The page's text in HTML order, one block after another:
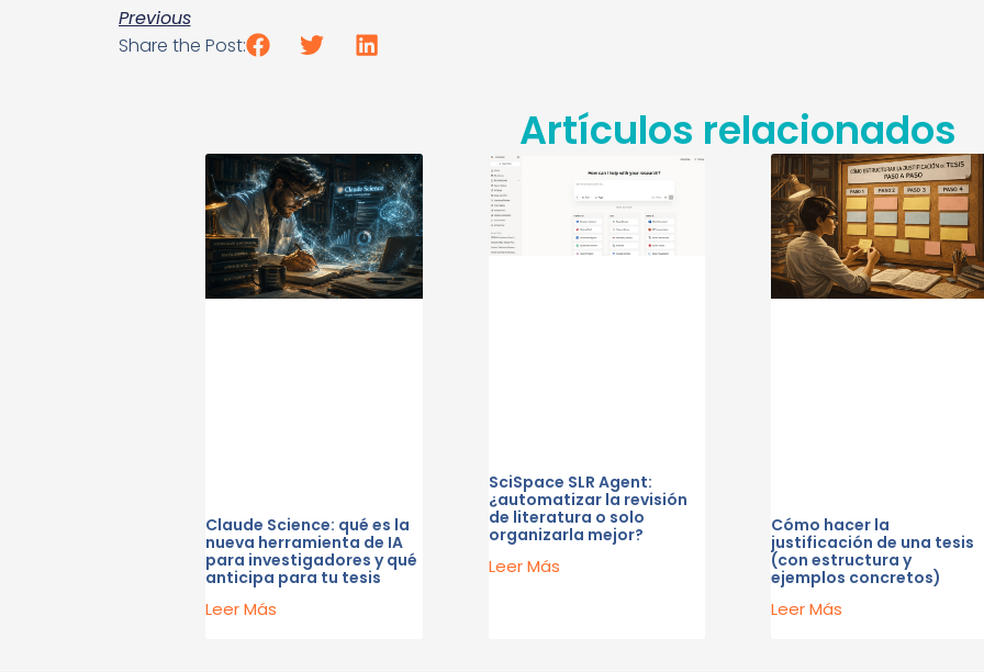
Previous
Share the Post:
Artículos relacionados
Claude Science: qué es la
nueva herramienta de IA
para investigadores y qué
anticipa para tu tesis
Leer Más
SciSpace SLR Agent:
¿automatizar la revisión
de literatura o solo
organizarla mejor?
Leer Más
Cómo hacer la
justificación de una tesis
(con estructura y
ejemplos concretos)
Leer Más